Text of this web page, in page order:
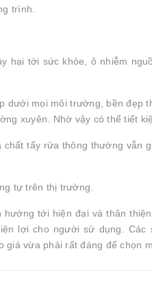
trình.
hại tới sức khỏe, ô nhiễm
dưới mọi môi trường, bền đẹp
xuyên. Nhờ vậy có thể tiết
chất tẩy rửa thông thường vẫn
tự trên thị trường.
hướng tới hiện đại và thân
lợi cho người sử dụng.
vừa phải rất đáng để chọn